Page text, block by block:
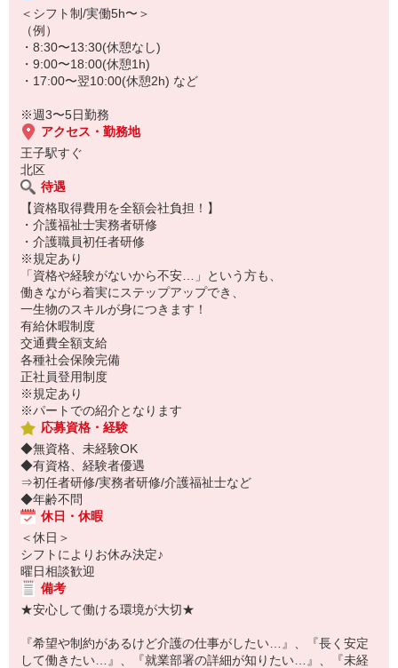
お仕事はシンプルなものばかり！覚えられなくて焦るようなことは
ありません◎
＜シフト制/実働5h〜＞
（例）
・8:30〜13:30(休憩なし)
・9:00〜18:00(休憩1h)
・17:00〜翌10:00(休憩2h) など
※週3〜5日勤務
アクセス・勤務地
王子駅すぐ
北区
待遇
【資格取得費用を全額会社負担！】
・介護福祉士実務者研修
・介護職員初任者研修
※規定あり
「資格や経験がないから不安…」という方も、
働きながら着実にステップアップでき、
一生物のスキルが身につきます！
有給休暇制度
交通費全額支給
各種社会保険完備
正社員登用制度
※規定あり
※パートでの紹介となります
応募資格・経験
◆無資格、未経験OK
◆有資格、経験者優遇
⇒初任者研修/実務者研修/介護福祉士など
◆年齢不問
休日・休暇
＜休日＞
シフトによりお休み決定♪
曜日相談歓迎
備考
★安心して働ける環境が大切★
『希望や制約があるけど介護の仕事がしたい…』、『長く安定
して働きたい…』、『就業部署の詳細が知りたい…』、『未経